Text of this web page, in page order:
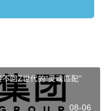
回Z世代的“灵魂匹配”
08-06